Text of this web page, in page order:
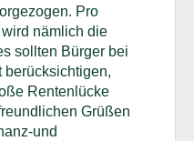
Pro
nämlich die
sollten Bürger bei
berücksichtigen,
Rentenlücke
Grüßen
und